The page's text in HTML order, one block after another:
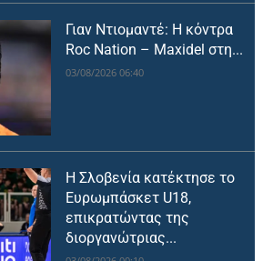
Γιαν Ντιομαντέ: Η κόντρα
Roc Nation – Maxidel στη...
03/08/2026 06:40
Η Σλοβενία κατέκτησε το
Ευρωμπάσκετ U18,
επικρατώντας της
διοργανώτριας...